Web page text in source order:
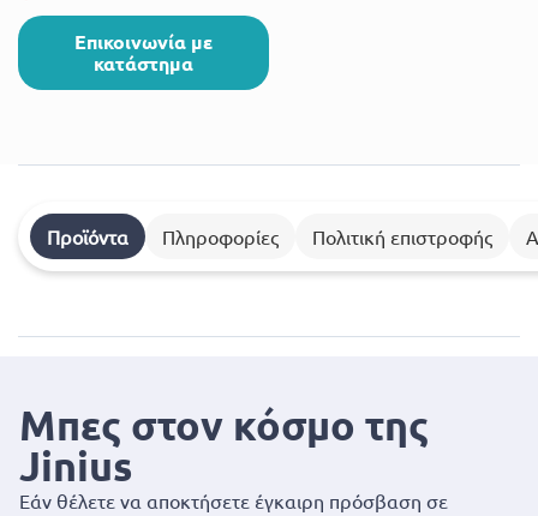
Επικοινωνία με
κατάστημα
Προϊόντα Πληροφορίες Πολιτική επιστροφής
Μπες στον κόσμο της
Jinius
Εάν θέλετε να αποκτήσετε έγκαιρη πρόσβαση σε